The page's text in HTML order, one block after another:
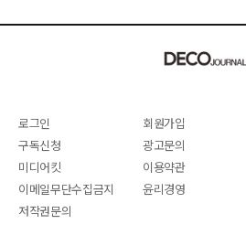
로그인 회원가입
구독신청
광고문의
미디어킷
이용약관
이메일무단수집금지
윤리경영
저작권문의